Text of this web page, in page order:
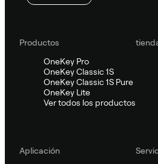
Productos
OneKey Pro
OneKey Classic 1S
OneKey Classic 1S Pure
OneKey Lite
Ver todos los productos
Aplicación